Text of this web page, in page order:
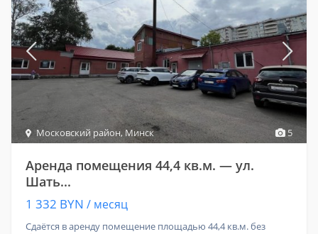
5
Московский район,Минск
Аренда помещения 44,4 кв.м. — ул.
Шать...
1 332 BYN / месяц
Сдаётся в аренду помещение площадью 44,4 кв.м. без